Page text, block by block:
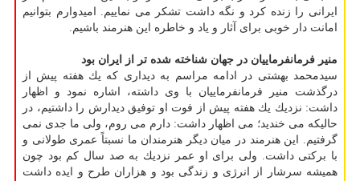
ایرانی را زنده كرد و نگه داشت تشكر می نماییم. امیدوارم بتوانیم
امانت دار خوبی برای آثار و یاد و خاطره این هنرمند باشیم.
منیر فرمانفرماییان در جهان شناخته شده تر از ایران بود
سیدمحمد بهشتی در ادامه مراسم به دیداری كه یك هفته پیش از
درگذشت منیر فرمانفرماییان با وی داشته، اشاره نمود و اظهار
داشت: نزدیك یك هفته پیش از فوت او توفیق دیدارش را داشتیم، در
حالیكه می خندید؛ می اظهار داشت: دارم می روم، ولی ما جدی نمی
گرفتیم. این هنرمند در میان دیگر هنرمندان ما نسبتاً عمری طولانی و
با بركتی داشت. ولی برای او عمر نزدیك به صد سال كم بود چون
همیشه سرشار از انرژی و زندگی بود و هزاران طرح و ایده داشت